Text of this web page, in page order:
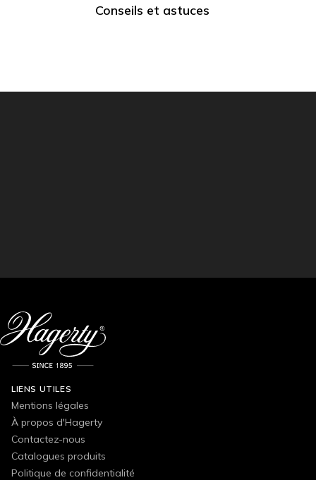
Conseils et astuces
LIENS UTILES
Mentions légales
À propos d'Hagerty
Contactez-nous
Catalogues produits
Politique de confidentialité